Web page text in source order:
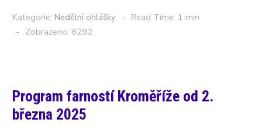
Kategorie: Nedělní ohlášky
Read Time: 1 min
Zobrazeno: 8292
Program farností Kroměříže od 2.
března 2025